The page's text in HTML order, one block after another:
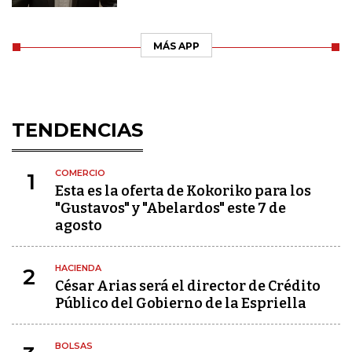
MÁS APP
TENDENCIAS
1 COMERCIO
Esta es la oferta de Kokoriko para los
"Gustavos" y "Abelardos" este 7 de
agosto
2 HACIENDA
César Arias será el director de Crédito
Público del Gobierno de la Espriella
BOLSAS